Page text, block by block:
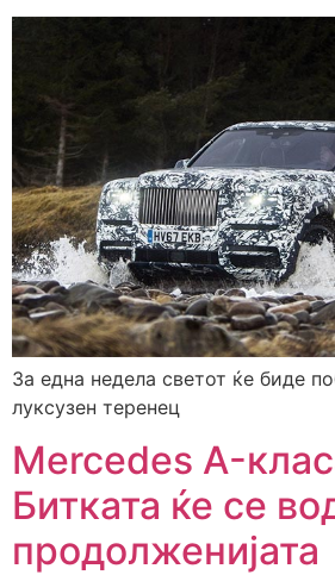
За една недела светот ќе биде
луксузен теренец
Mercedes A-
Битката ќе се
продолженијата